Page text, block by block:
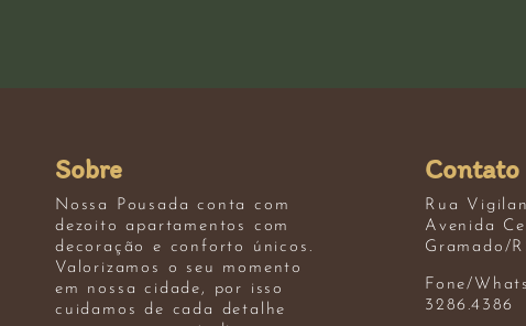
Sobre
Nossa Pousada conta com
dezoito apartamentos com
decoração e conforto únicos.
Valorizamos o seu momento
em nossa cidade, por isso
cuidamos de cada detalhe
Contato
Rua
Avenida
Gramado/
Fone/
3286.4386